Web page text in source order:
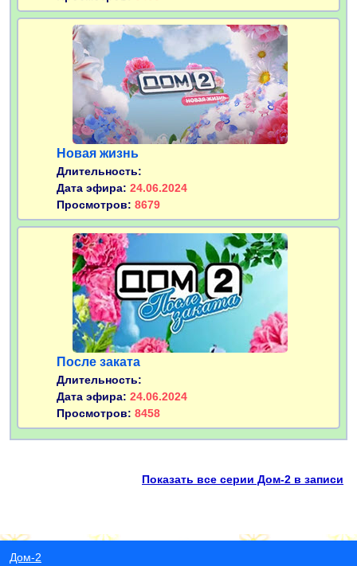
Новая жизнь
Длительность:
Дата эфира: 24.06.2024
Просмотров: 8679
После заката
Длительность:
Дата эфира: 24.06.2024
Просмотров: 8458
Показать все серии Дом-2 в записи
Дом-2